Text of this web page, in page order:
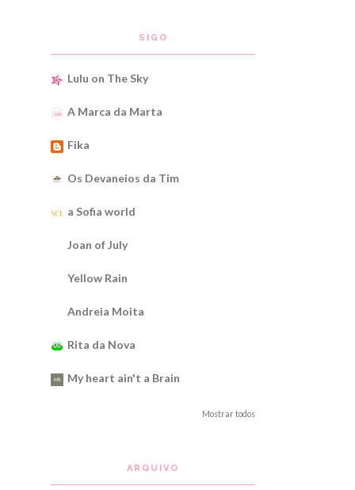
SIGO
Lulu on The Sky
A Marca da Marta
Fika
Os Devaneios da Tim
a Sofia world
Joan of July
Yellow Rain
Andreia Moita
Rita da Nova
My heart ain't a Brain
Mostrar todos
ARQUIVO